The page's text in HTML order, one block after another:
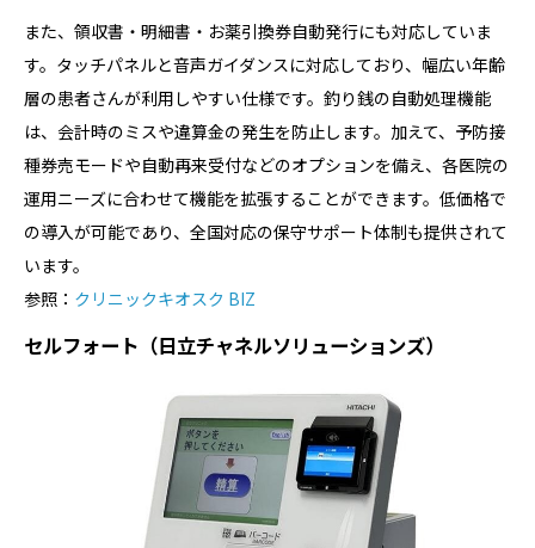
また、領収書・明細書・お薬引換券自動発行にも対応していま
す。タッチパネルと音声ガイダンスに対応しており、幅広い年齢
層の患者さんが利用しやすい仕様です。釣り銭の自動処理機能
は、会計時のミスや違算金の発生を防止します。加えて、予防接
種券売モードや自動再来受付などのオプションを備え、各医院の
運用ニーズに合わせて機能を拡張することができます。低価格で
の導入が可能であり、全国対応の保守サポート体制も提供されて
います。
参照： クリニックキオスク BIZ
セルフォート（日立チャネルソリューションズ）